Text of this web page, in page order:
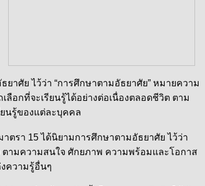
าศัย ไว้ว่า “การศึกษาตามอัธยาศัย” หมายความ
อกที่จะเรียนรู้ได้อย่างต่อเนื่องตลอดชีวิต ตาม
นรู้ของแต่ละบุคคล
15 ได้นิยามการศึกษาตามอัธยาศัย ไว้ว่า
ตามความสนใจ ศักยภาพ ความพร้อมและโอกาส
ความรู้อื่นๆ